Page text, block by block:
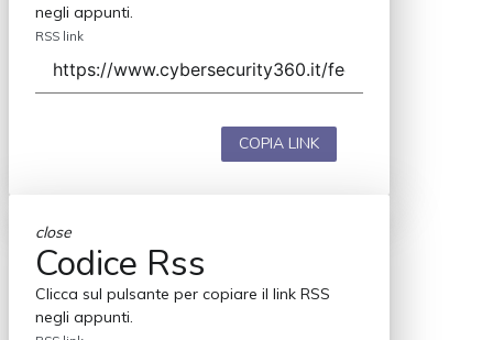
negli appunti.
RSS link
COPIA LINK
close
Codice Rss
Clicca sul pulsante per copiare il link RSS
negli appunti.